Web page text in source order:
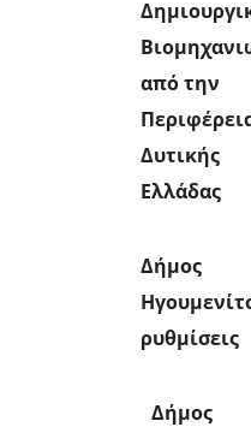
από την
Δυτικής
Ελλάδας
Δήμος
ρυθμίσεις
Δήμος